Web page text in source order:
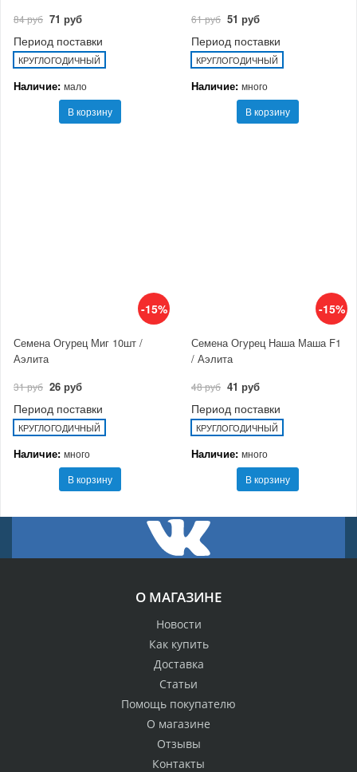
84 руб 71 руб
Период поставки
КРУГЛОГОДИЧНЫЙ
Наличие: мало
В корзину
61 руб 51 руб
Период поставки
КРУГЛОГОДИЧНЫЙ
Наличие: много
В корзину
-15%
Семена Огурец Миг 10шт /
Аэлита
31 руб 26 руб
Период поставки
КРУГЛОГОДИЧНЫЙ
Наличие: много
В корзину
-15%
Семена Огурец Наша Маша F1
/ Аэлита
48 руб 41 руб
Период поставки
КРУГЛОГОДИЧНЫЙ
Наличие: много
В корзину
О МАГАЗИНЕ
Новости
Как купить
Доставка
Статьи
Помощь покупателю
О магазине
Отзывы
Контакты